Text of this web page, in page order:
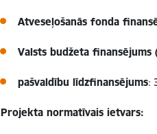
Atveseļošanās fonda
Valsts budžeta
pašvaldību līdzfinansējums:
Projekta normatīvais ietvars: